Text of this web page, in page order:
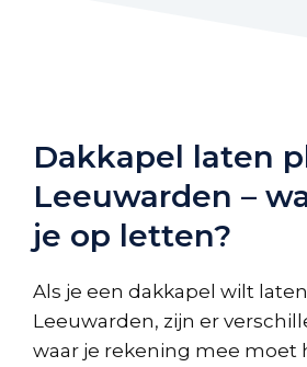
Dakkapel laten
Leeuwarden –
je op letten?
Als je een dakkapel wilt
Leeuwarden, zijn er
waar je rekening mee moet